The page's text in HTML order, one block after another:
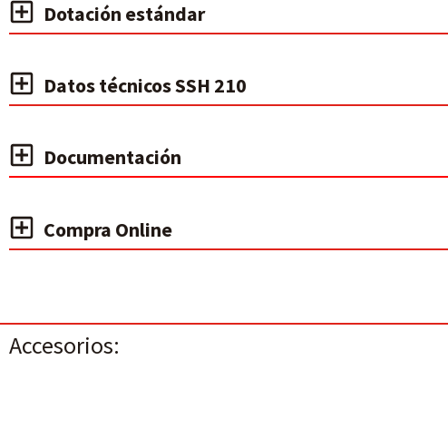
Dotación estándar
Datos técnicos SSH 210
Documentación
Compra Online
Accesorios: